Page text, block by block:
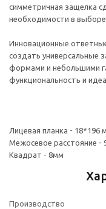
симметричная защелка
необходимости в выборе
Инновационные
создать универсальные
формами и небольшими
функциональность и
Лицевая планка - 18*196
Межосевое расстояние -
Квадрат - 8мм
Производство